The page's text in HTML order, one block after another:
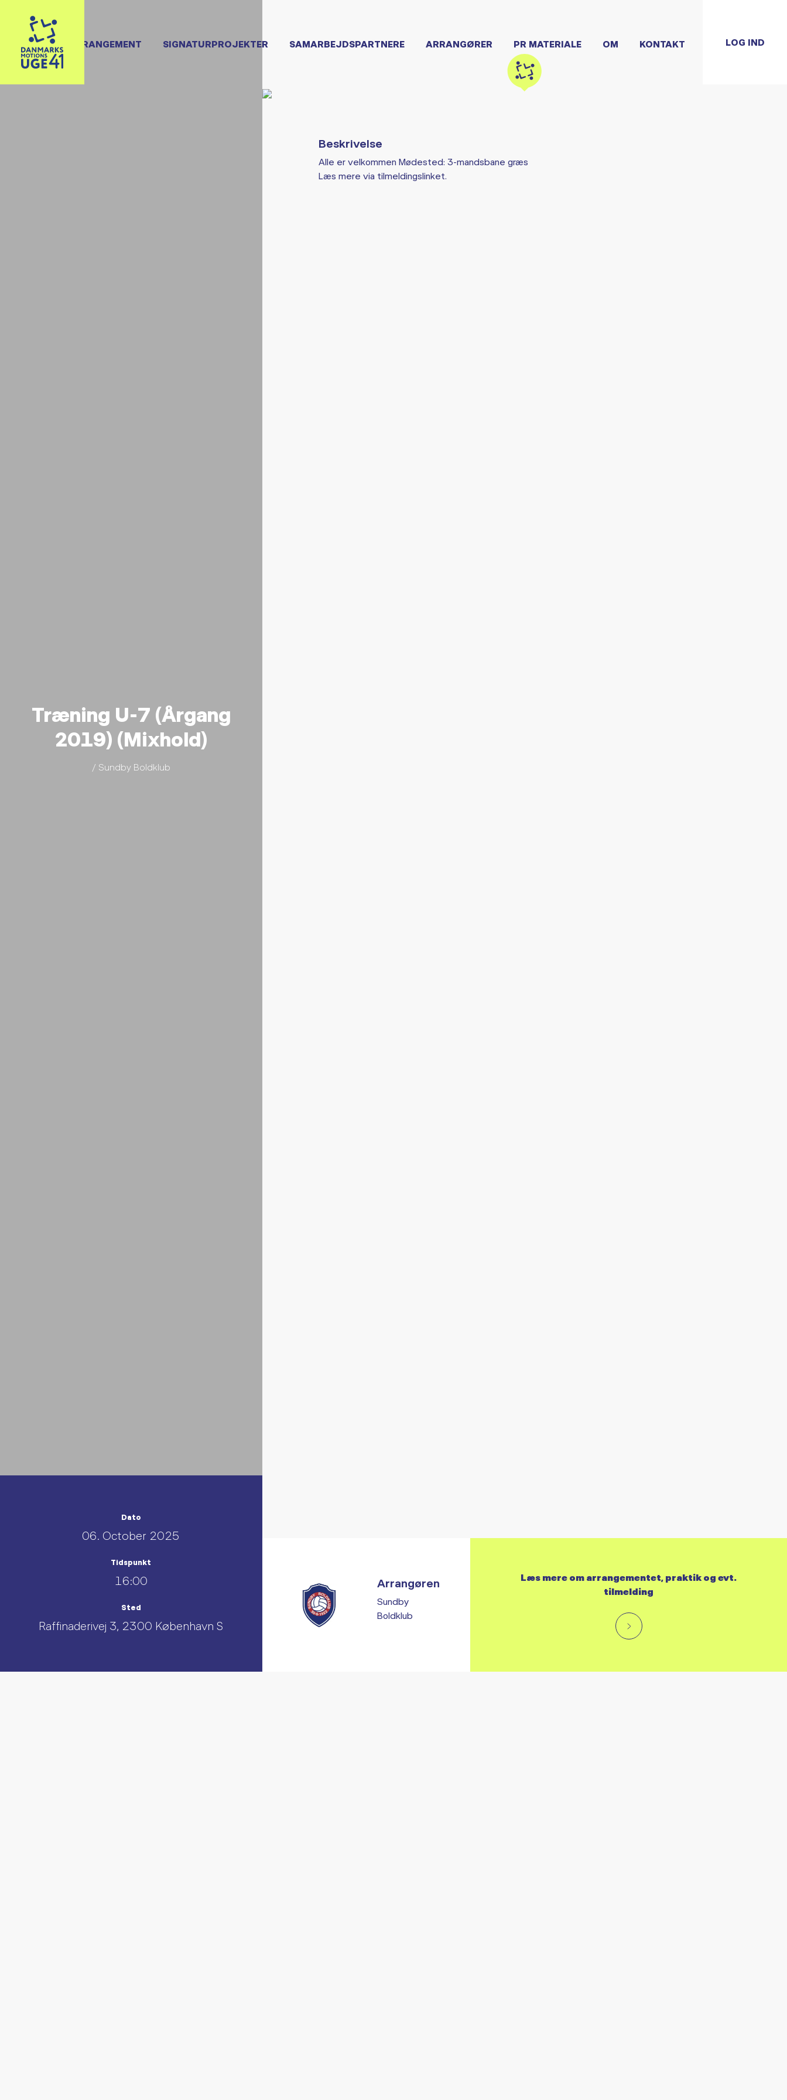
OPRET ARRANGEMENT SIGNATURPROJEKTER SAMARBEJDSPARTNERE ARRANGØRER PR MATERIALE OM KONTAKT LOG IND
Træning U-7 (Årgang
2019) (Mixhold)
/ Sundby Boldklub
Dato
06. October 2025
Tidspunkt
16:00
Sted
Raffinaderivej 3, 2300 København S
Beskrivelse
Alle er velkommen Mødested: 3-mandsbane græs
Læs mere via tilmeldingslinket.
Arrangøren
Sundby
Boldklub
Læs mere om arrangementet, praktik og evt.
tilmelding